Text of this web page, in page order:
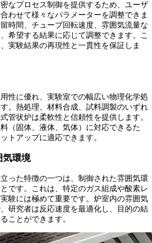
なプロセス制御を提供するため、ユーザ
わせて様々なパラメーターを調整できま
時間、チューブ回転速度、雰囲気流量な
希望する結果に応じて調整できます。こ
実験結果の再現性と一貫性を保証しま
性に優れ、実験室での幅広い物理化学処
。熱処理、材料合成、試料調製のいずれ
管状炉は柔軟性と信頼性を提供します。
（固体、液体、気体）に対応できるた
トアップに適応できます。
気環境
った特徴の一つは、制御された雰囲気環
です。これは、特定のガス組成や酸素レ
験には極めて重要です。炉室内の雰囲気
研究者は反応速度を最適化し、目的の結
ことができます。